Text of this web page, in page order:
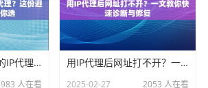
如何挑选便宜好用的IP代理？这份避坑指南手把手教你选
983 人在看
用IP代理后网址打不开？一文教你快速诊断与修复
2025-02-27 2053 人在看